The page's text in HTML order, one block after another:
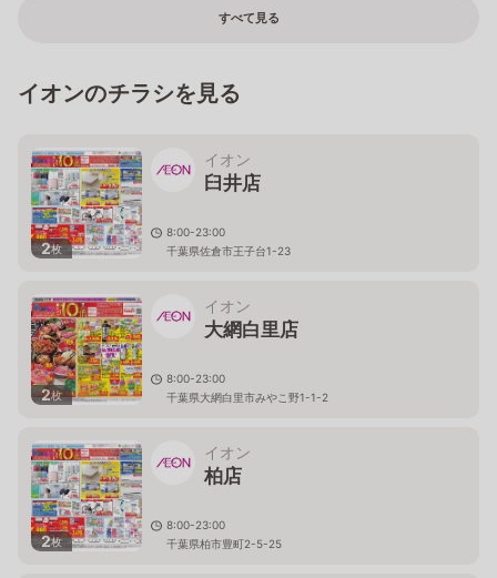
すべて見る
イオンのチラシを見る
2枚
イオン
臼井店
8:00-23:00
千葉県佐倉市王子台1-23
2枚
イオン
大網白里店
8:00-23:00
千葉県大網白里市みやこ野1-1-2
2枚
イオン
柏店
8:00-23:00
千葉県柏市豊町2-5-25